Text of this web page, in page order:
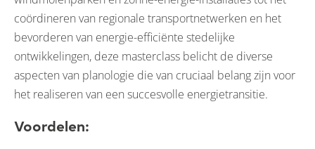
coördineren van regionale transportnetwerken en het
bevorderen van energie-efficiënte stedelijke
ontwikkelingen, deze masterclass belicht de diverse
aspecten van planologie die van cruciaal belang zijn voor
het realiseren van een succesvolle energietransitie.
Voordelen: